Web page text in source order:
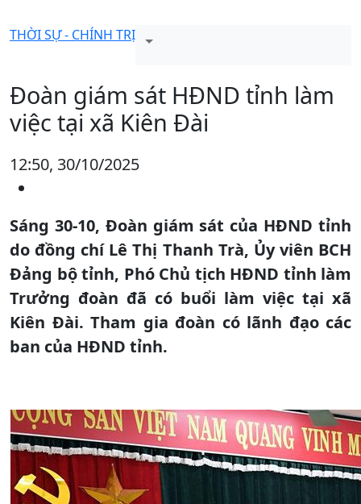
THỜI SỰ - CHÍNH TRỊ
Đoàn giám sát HĐND tỉnh làm
việc tại xã Kiên Đài
12:50, 30/10/2025
Sáng 30-10, Đoàn giám sát của HĐND tỉnh
do đồng chí Lê Thị Thanh Trà, Ủy viên BCH
Đảng bộ tỉnh, Phó Chủ tịch HĐND tỉnh làm
Trưởng đoàn đã có buổi làm việc tại xã
Kiên Đài. Tham gia đoàn có lãnh đạo các
ban của HĐND tỉnh.